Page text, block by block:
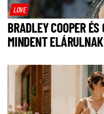
LOVE
BRADLEY COOPER
MINDENT